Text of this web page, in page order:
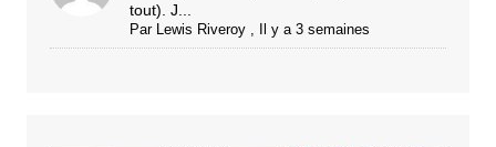
tout). J...
Par Lewis Riveroy, Il y a 3 semaines